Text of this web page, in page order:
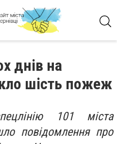
днів на
шість пожеж
101 міста
повідомлення про